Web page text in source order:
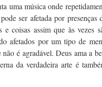
uma música onde
ser afetada por presenças
coisas assim que às vezes
afetados por um tipo de
é agradável. Deus ama a
da verdadeira arte é